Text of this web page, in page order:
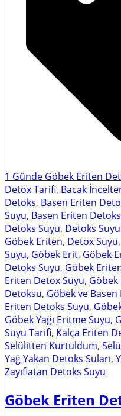
1 Günde Göbek Eriten
Detox Tarifi, Bacak
Detoks, Basen Eriten
Suyu, Basen Eriten
Detoks Suyu, Detoks
Göbek Eriten, Detox Suyu,
Suyu, Göbek Erit, Göbek
Detoks Suyu, Göbek
Eriten Detox Suyu,
Detoksu, Göbek ve
Eriten Detoks Suyu,
Göbek Yağı Eritme Suyu,
Suyu Tarifi, Kalça Eriten
Selülitten Kurtuldum,
Yağ Yakan Detoks Suları,
Zayıflatan Detoks Suyu
Göbek Eriten